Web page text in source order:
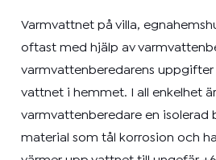
Varmvattnet på villa,
oftast med hjälp av
varmvattenberedarens
vattnet i hemmet. I all enkelhet
varmvattenberedare en isolerad
material som tål korrosion och